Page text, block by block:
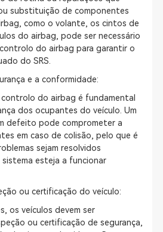
substituição de componentes
como o volante, os cintos de
do airbag, pode ser necessário
do airbag para garantir o
do SRS.
e a conformidade:
controlo do airbag é fundamental
dos ocupantes do veículo. Um
defeito pode comprometer a
em caso de colisão, pelo que é
sejam resolvidos
esteja a funcionar
ou certificação do veículo:
os veículos devem ser
ou certificação de segurança,